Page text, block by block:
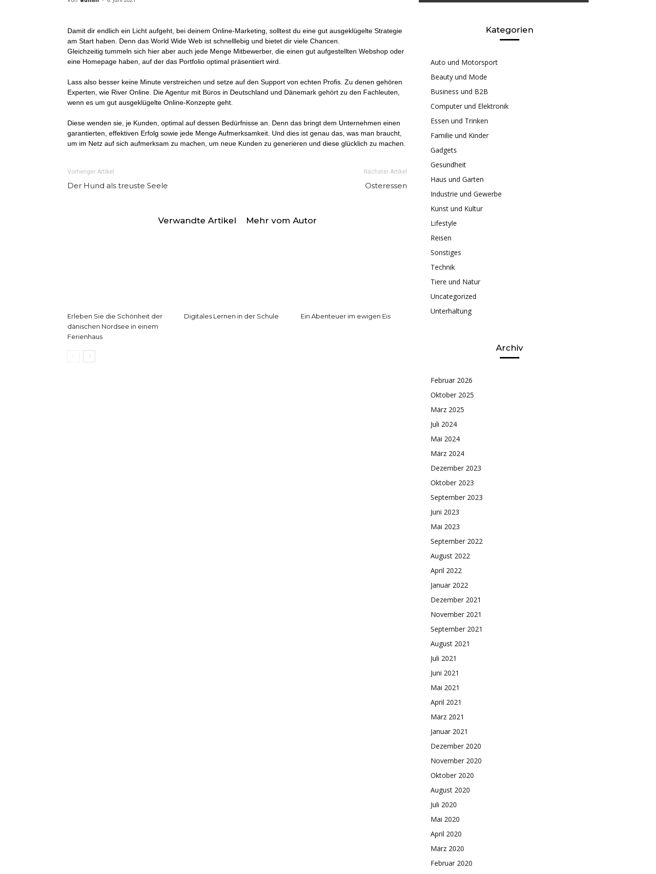
Damit dir endlich ein Licht aufgeht, bei deinem Online-Marketing, solltest du eine gut ausgeklügelte Strategie
am Start haben. Denn das World Wide Web ist schnelllebig und bietet dir viele Chancen.
Gleichzeitig tummeln sich hier aber auch jede Menge Mitbewerber, die einen gut aufgestellten Webshop oder
eine Homepage haben, auf der das Portfolio optimal präsentiert wird.
Lass also besser keine Minute verstreichen und setze auf den Support von echten Profis. Zu denen gehören
Experten, wie River Online. Die Agentur mit Büros in Deutschland und Dänemark gehört zu den Fachleuten,
wenn es um gut ausgeklügelte Online-Konzepte geht.
Diese wenden sie, je Kunden, optimal auf dessen Bedürfnisse an. Denn das bringt dem Unternehmen einen
garantierten, effektiven Erfolg sowie jede Menge Aufmerksamkeit. Und dies ist genau das, was man braucht,
um im Netz auf sich aufmerksam zu machen, um neue Kunden zu generieren und diese glücklich zu machen.
Vorheriger Artikel
Der Hund als treuste Seele
Nächster Artikel
Osteressen
Verwandte Artikel Mehr vom Autor
Erleben Sie die Schönheit der
dänischen Nordsee in einem
Ferienhaus
Digitales Lernen in der Schule Ein Abenteuer im ewigen Eis
Kategorien
Auto und Motorsport
Beauty und Mode
Business und B2B
Computer und Elektronik
Essen und Trinken
Familie und Kinder
Gadgets
Gesundheit
Haus und Garten
Industrie und Gewerbe
Kunst und Kultur
Lifestyle
Reisen
Sonstiges
Technik
Tiere und Natur
Uncategorized
Unterhaltung
Archiv
Februar 2026
Oktober 2025
März 2025
Juli 2024
Mai 2024
März 2024
Dezember 2023
Oktober 2023
September 2023
Juni 2023
Mai 2023
September 2022
August 2022
April 2022
Januar 2022
Dezember 2021
November 2021
September 2021
August 2021
Juli 2021
Juni 2021
Mai 2021
April 2021
März 2021
Januar 2021
Dezember 2020
November 2020
Oktober 2020
August 2020
Juli 2020
Mai 2020
April 2020
März 2020
Februar 2020